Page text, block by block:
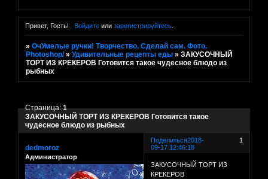
Привет, Гость! Войдитеили зарегистрируйтесь.
»ОчУмелые ручки! Творчество. Сделай сам. Фото.
Photoshop/ »Удивительные рецепты еды »ЗАКУСОЧНЫЙ
ТОРТ ИЗ КРЕКЕРОВ Готовится такое чудесное блюдо из
рыбных
ЗАКУСОЧНЫЙ ТОРТ ИЗ КРЕКЕРОВ Готовится такое
чудесное блюдо из рыбных
Страница:1
Поделиться 1
2018-
09-17 12:46:18
dedmoroz
Администратор
ЗАКУСОЧНЫЙ ТОРТ ИЗ
КРЕКЕРОВ